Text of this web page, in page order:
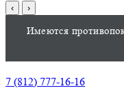
‹ ›
Имеются
7 (812) 777-16-16